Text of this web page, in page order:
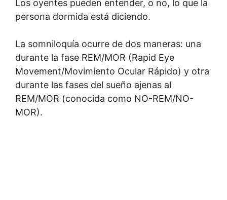
Los oyentes pueden entender, o no, lo que la
persona dormida está diciendo.
La somniloquía ocurre de dos maneras: una
durante la fase REM/MOR (Rapid Eye
Movement/Movimiento Ocular Rápido) y otra
durante las fases del sueño ajenas al
REM/MOR (conocida como NO-REM/NO-
MOR).